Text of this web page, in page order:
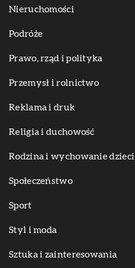
Nieruchomości
Podróże
Prawo, rząd i polityka
Przemysł i rolnictwo
Reklama i druk
Religia i duchowość
Rodzina i wychowanie dzieci
Społeczeństwo
Sport
Styl i moda
Sztuka i zainteresowania